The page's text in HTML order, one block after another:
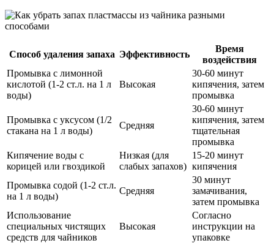
Способ удаления запаха Эффективность
Время
воздействия
Промывка с лимонной
кислотой (1-2 ст.л. на 1 л
воды)
Высокая
30-60 минут
кипячения, затем
промывка
Промывка с уксусом (1/2
стакана на 1 л воды)
Средняя
30-60 минут
кипячения, затем
тщательная
промывка
Кипячение воды с
корицей или гвоздикой
Низкая (для
слабых запахов)
15-20 минут
кипячения
Промывка содой (1-2 ст.л.
на 1 л воды)
Средняя
30 минут
замачивания,
затем промывка
Использование
специальных чистящих
средств для чайников
Высокая
Согласно
инструкции на
упаковке